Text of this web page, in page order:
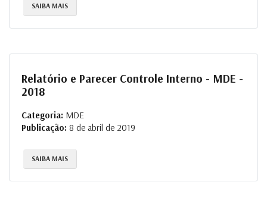
SAIBA MAIS
Relatório e Parecer Controle Interno - MDE -
2018
Categoria: MDE
Publicação: 8 de abril de 2019
SAIBA MAIS